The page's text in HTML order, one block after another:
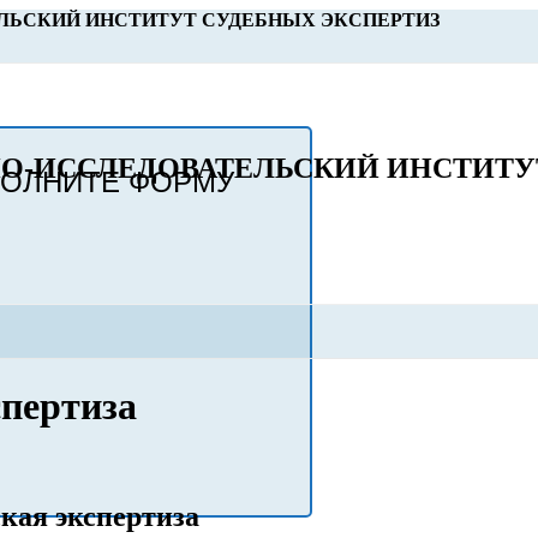
ИНСТИТУТ СУДЕБНЫХ ЭКСПЕРТИЗ
ФОРМУ
ИССЛЕДОВАТЕЛЬСКИЙ
экспертиза